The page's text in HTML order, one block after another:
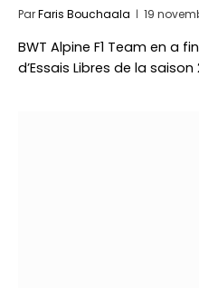
ParFaris Bouchaala 19
BWT Alpine F1 Team en a
d’Essais Libres de la